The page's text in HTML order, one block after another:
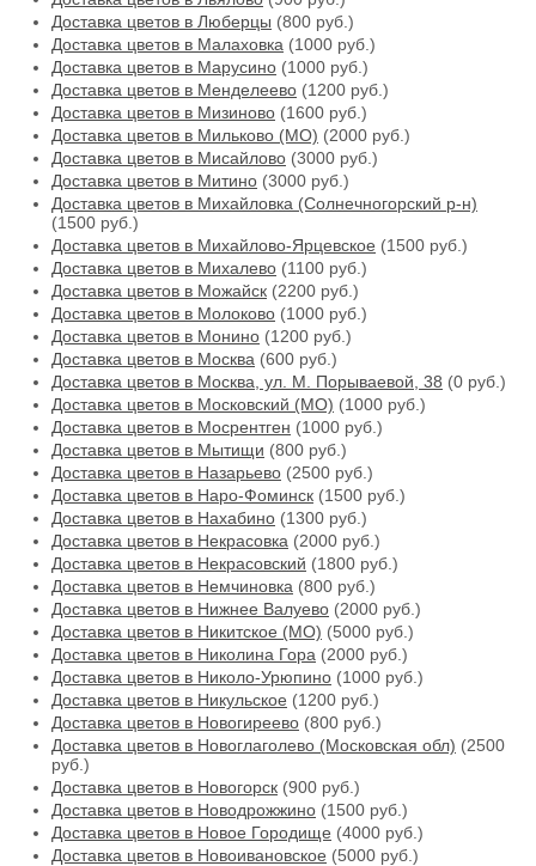
Доставка цветов в Люберцы (800 руб.)
Доставка цветов в Малаховка (1000 руб.)
Доставка цветов в Марусино (1000 руб.)
Доставка цветов в Менделеево (1200 руб.)
Доставка цветов в Мизиново (1600 руб.)
Доставка цветов в Мильково (МО) (2000 руб.)
Доставка цветов в Мисайлово (3000 руб.)
Доставка цветов в Митино (3000 руб.)
Доставка цветов в Михайловка (Солнечногорский р-н)
(1500 руб.)
Доставка цветов в Михайлово-Ярцевское (1500 руб.)
Доставка цветов в Михалево (1100 руб.)
Доставка цветов в Можайск (2200 руб.)
Доставка цветов в Молоково (1000 руб.)
Доставка цветов в Монино (1200 руб.)
Доставка цветов в Москва (600 руб.)
Доставка цветов в Москва, ул. М. Порываевой, 38 (0 руб.)
Доставка цветов в Московский (МО) (1000 руб.)
Доставка цветов в Мосрентген (1000 руб.)
Доставка цветов в Мытищи (800 руб.)
Доставка цветов в Назарьево (2500 руб.)
Доставка цветов в Наро-Фоминск (1500 руб.)
Доставка цветов в Нахабино (1300 руб.)
Доставка цветов в Некрасовка (2000 руб.)
Доставка цветов в Некрасовский (1800 руб.)
Доставка цветов в Немчиновка (800 руб.)
Доставка цветов в Нижнее Валуево (2000 руб.)
Доставка цветов в Никитское (МО) (5000 руб.)
Доставка цветов в Николина Гора (2000 руб.)
Доставка цветов в Николо-Урюпино (1000 руб.)
Доставка цветов в Никульское (1200 руб.)
Доставка цветов в Новогиреево (800 руб.)
Доставка цветов в Новоглаголево (Московская обл) (2500
руб.)
Доставка цветов в Новогорск (900 руб.)
Доставка цветов в Новодрожжино (1500 руб.)
Доставка цветов в Новое Городище (4000 руб.)
Доставка цветов в Новоивановское (5000 руб.)